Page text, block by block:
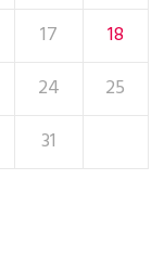
17
18
24
25
31